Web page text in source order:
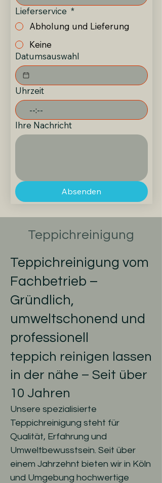
Lieferservice *
Abholung und Lieferung
Keine
Datumsauswahl
Uhrzeit
:
Ihre Nachricht
Absenden
Teppichreinigung
Teppichreinigung vom
Fachbetrieb –
Gründlich,
umweltschonend und
professionell
teppich reinigen lassen
in der nähe – Seit über
10 Jahren
Unsere spezialisierte
Teppichreinigung steht für
Qualität, Erfahrung und
Umweltbewusstsein. Seit über
einem Jahrzehnt bieten wir in Köln
und Umgebung hochwertige